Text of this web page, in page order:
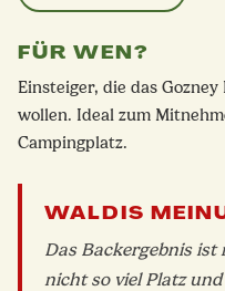
FÜR WEN?
Einsteiger, die das
wollen. Ideal zum
Campingplatz.
WALDIS
Das Backergebnis ist
nicht so viel Platz